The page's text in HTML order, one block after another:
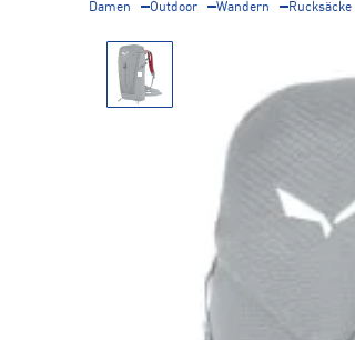
Damen Outdoor Wandern Rucksäcke